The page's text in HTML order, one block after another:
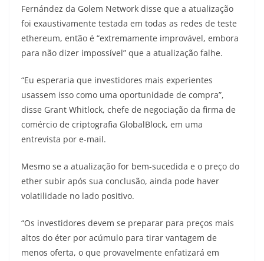
Fernández da Golem Network disse que a atualização
foi exaustivamente testada em todas as redes de teste
ethereum, então é “extremamente improvável, embora
para não dizer impossível” que a atualização falhe.
“Eu esperaria que investidores mais experientes
usassem isso como uma oportunidade de compra”,
disse Grant Whitlock, chefe de negociação da firma de
comércio de criptografia GlobalBlock, em uma
entrevista por e-mail.
Mesmo se a atualização for bem-sucedida e o preço do
ether subir após sua conclusão, ainda pode haver
volatilidade no lado positivo.
“Os investidores devem se preparar para preços mais
altos do éter por acúmulo para tirar vantagem de
menos oferta, o que provavelmente enfatizará em